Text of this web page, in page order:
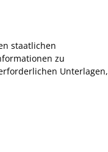
staatlichen
zu
Unterlagen,